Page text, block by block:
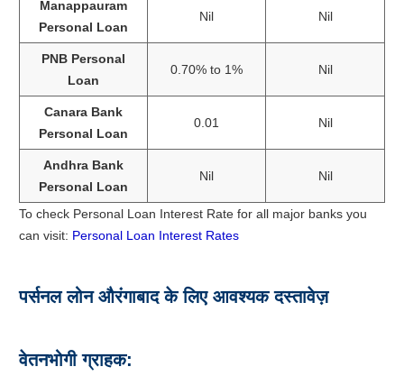
Manappauram
Personal Loan
Nil Nil
PNB Personal
Loan
0.70% to 1% Nil
Canara Bank
Personal Loan
0.01 Nil
Andhra Bank
Personal Loan
Nil Nil
To check Personal Loan Interest Rate for all major banks you
can visit: Personal Loan Interest Rates
पर्सनल लोन औरंगाबाद के लिए आवश्यक दस्तावेज़
वेतनभोगी ग्राहक: